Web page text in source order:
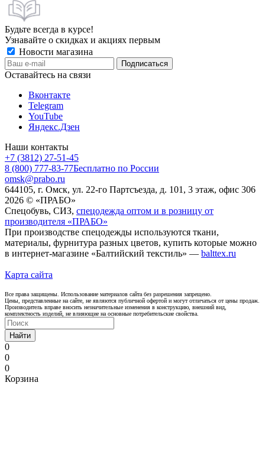
Будьте всегда в курсе!
Узнавайте о скидках и акциях первым
Новости магазина
Оставайтесь на связи
Вконтакте
Telegram
YouTube
Яндекс.Дзен
Наши контакты
+7 (3812) 27-51-45
8 (800) 777-83-77Бесплатно по России
omsk@prabo.ru
644105, г. Омск, ул. 22-го Партсъезда, д. 101, 3 этаж, офис 306
2026 © «ПРАБО»
Спецобувь, СИЗ, спецодежда оптом и в розницу от
производителя «ПРАБО»
При производстве спецодежды используются ткани,
материалы, фурнитура разных цветов, купить которые можно
в интернет-магазине «Балтийский текстиль» — balttex.ru
Карта сайта
Все права защищены. Использование материалов сайта без разрешения запрещено.
Цены, представленные на сайте, не являются публичной офертой и могут отличаться от цены продаж.
Производитель вправе вносить незначительные изменения в конструкцию, внешний вид,
комплектность изделий, не влияющие на основные потребительские свойства.
Найти
0
0
0
Корзина